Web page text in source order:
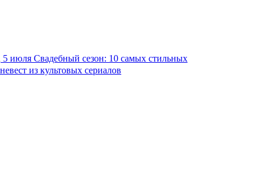
5 июля Свадебный сезон: 10 самых стильных
невест из культовых сериалов